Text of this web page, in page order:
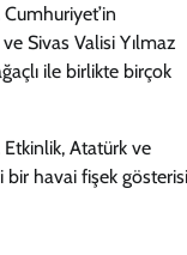
Sivas Valisi Yılmaz
ile birlikte birçok
Etkinlik, Atatürk ve
havai fişek